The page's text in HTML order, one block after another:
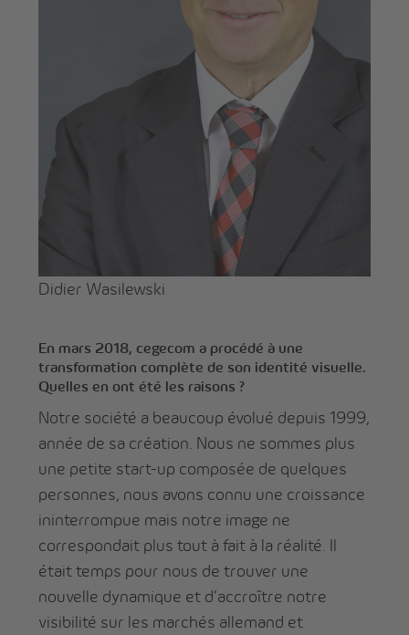
Didier Wasilewski
En mars 2018, cegecom a procédé à une
transformation complète de son identité visuelle.
Quelles en ont été les raisons ?
Notre société a beaucoup évolué depuis 1999,
année de sa création. Nous ne sommes plus
une petite start-up composée de quelques
personnes, nous avons connu une croissance
ininterrompue mais notre image ne
correspondait plus tout à fait à la réalité. Il
était temps pour nous de trouver une
nouvelle dynamique et d’accroître notre
visibilité sur les marchés allemand et